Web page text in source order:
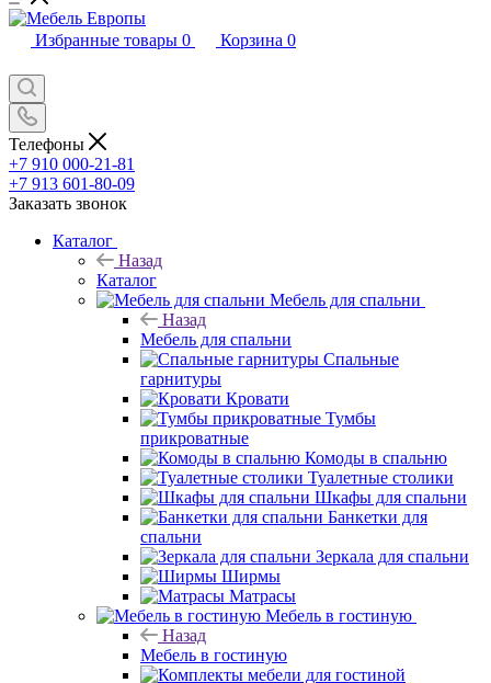
Избранные товары 0 Корзина 0
Телефоны
+7 910 000-21-81
+7 913 601-80-09
Заказать звонок
Каталог
Назад
Каталог
Мебель для спальни
Назад
Мебель для спальни
Спальные
гарнитуры
Кровати
Тумбы
прикроватные
Комоды в спальню
Туалетные столики
Шкафы для спальни
Банкетки для
спальни
Зеркала для спальни
Ширмы
Матрасы
Мебель в гостиную
Назад
Мебель в гостиную